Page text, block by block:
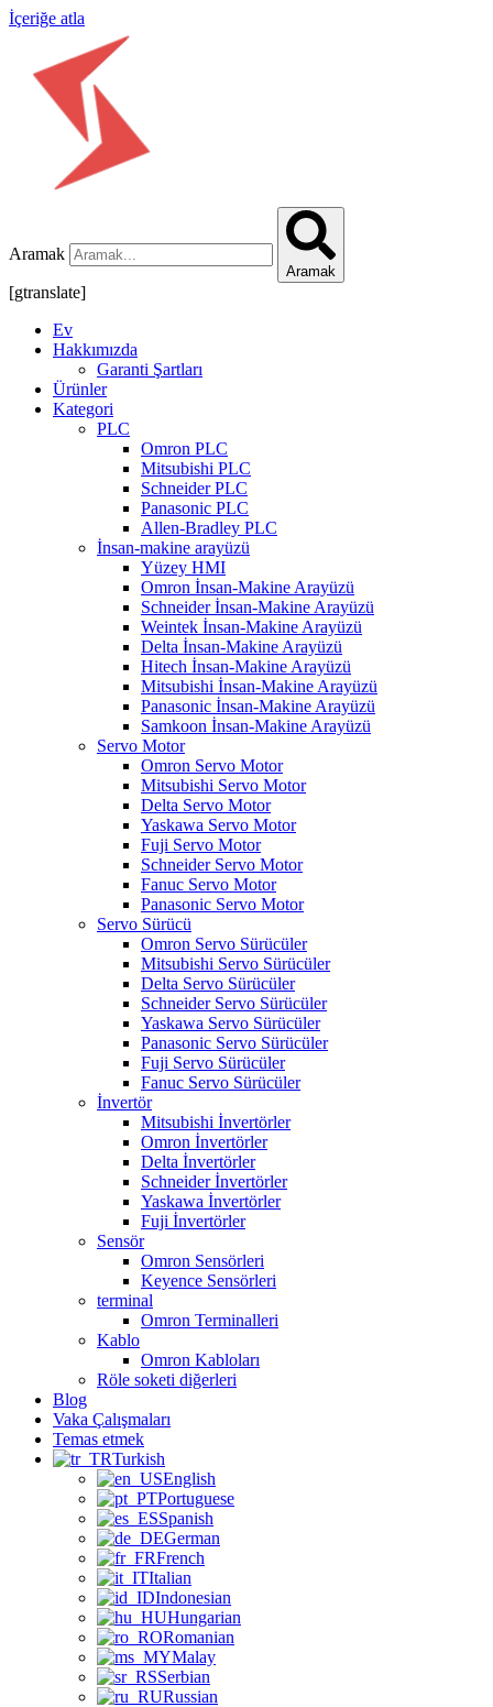
İçeriğe atla
Aramak
Aramak
[gtranslate]
Ev
Hakkımızda
Garanti Şartları
Ürünler
Kategori
PLC
Omron PLC
Mitsubishi PLC
Schneider PLC
Panasonic PLC
Allen-Bradley PLC
İnsan-makine arayüzü
Yüzey HMI
Omron İnsan-Makine Arayüzü
Schneider İnsan-Makine Arayüzü
Weintek İnsan-Makine Arayüzü
Delta İnsan-Makine Arayüzü
Hitech İnsan-Makine Arayüzü
Mitsubishi İnsan-Makine Arayüzü
Panasonic İnsan-Makine Arayüzü
Samkoon İnsan-Makine Arayüzü
Servo Motor
Omron Servo Motor
Mitsubishi Servo Motor
Delta Servo Motor
Yaskawa Servo Motor
Fuji Servo Motor
Schneider Servo Motor
Fanuc Servo Motor
Panasonic Servo Motor
Servo Sürücü
Omron Servo Sürücüler
Mitsubishi Servo Sürücüler
Delta Servo Sürücüler
Schneider Servo Sürücüler
Yaskawa Servo Sürücüler
Panasonic Servo Sürücüler
Fuji Servo Sürücüler
Fanuc Servo Sürücüler
İnvertör
Mitsubishi İnvertörler
Omron İnvertörler
Delta İnvertörler
Schneider İnvertörler
Yaskawa İnvertörler
Fuji İnvertörler
Sensör
Omron Sensörleri
Keyence Sensörleri
terminal
Omron Terminalleri
Kablo
Omron Kabloları
Röle soketi diğerleri
Blog
Vaka Çalışmaları
Temas etmek
Turkish
English
Portuguese
Spanish
German
French
Italian
Indonesian
Hungarian
Romanian
Malay
Serbian
Russian